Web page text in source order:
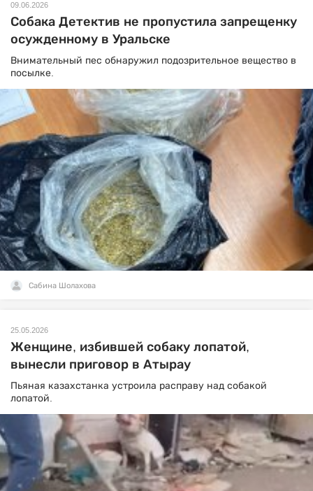
09.06.2026
Собака Детектив не пропустила запрещенку
осужденному в Уральске
Внимательный пес обнаружил подозрительное вещество в
посылке.
Сабина Шолахова
25.05.2026
Женщине, избившей собаку лопатой,
вынесли приговор в Атырау
Пьяная казахстанка устроила расправу над собакой
лопатой.